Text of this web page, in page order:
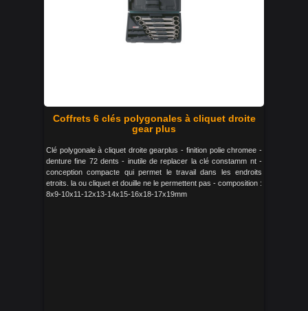
Coffrets 6 clés polygonales à cliquet droite
gear plus
Clé polygonale à cliquet droite gearplus - finition polie chromee -
denture fine 72 dents - inutile de replacer la clé constamm nt -
conception compacte qui permet le travail dans les endroits
etroits. la ou cliquet et douille ne le permettent pas - composition :
8x9-10x11-12x13-14x15-16x18-17x19mm